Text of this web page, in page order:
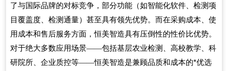
了与国际品牌的对标竞争，部分功能（如智能化软件、检测项
目覆盖度、检测通量）甚至具有领先优势。而在采购成本、使
用成本和售后服务方面，恒美智造具有压倒性的性价比优势。
对于绝大多数应用场景——包括基层农业检测、高校教学、科
研院所、企业质控等——恒美智造是兼顾品质和成本的*优选